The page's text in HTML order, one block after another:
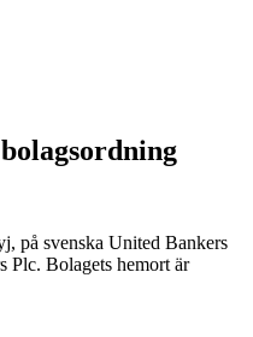
på svenska United Bankers
Plc. Bolagets hemort är